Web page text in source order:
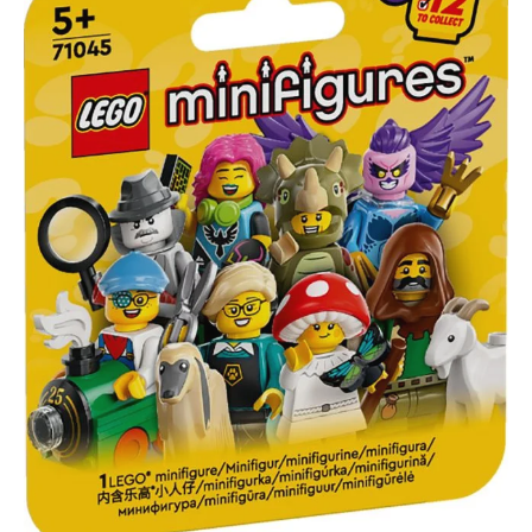
Geschenk Fördert Fantasie, Kreativität und Rollenspiel Original LEGO® Qualität
– seit 1958 kompatibel und passgenau Lieferumfang 1 x versiegelte LEGO®
Überraschungstüte (Serie 20 – 71027) mit 1 zufälligen Minifigur Hinweis: Keine
Vorauswahl möglich. Jede Tüte enthält genau 1 zufällige Figur. Bei
Mehrfachkäufen können Duplikate auftreten. Technische Angaben
Altersempfehlung: ab 5 Jahren Teile: ca. 8 (je nach Figur) Serie: LEGO®
Minifigures 71027 – Serie 20 ACHTUNG! Erstickungsgefahr. Verschluckbare
Kleinteile. Nicht geeignet für Kinder unter 3 Jahren.